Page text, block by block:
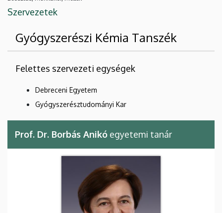
Szervezetek
Gyógyszerészi Kémia Tanszék
Felettes szervezeti egységek
Debreceni Egyetem
Gyógyszerésztudományi Kar
Prof. Dr. Borbás Anikó egyetemi tanár